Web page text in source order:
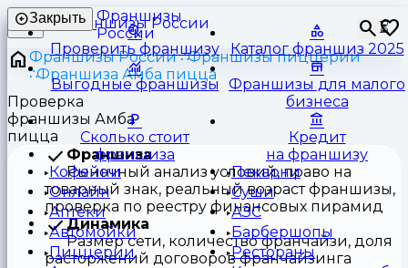
Франшизы
России
⏳
Закрыть
Проверить франшизу Каталог франшиз 2025
Выгодные франшизы
Франшизы для малого
бизнеса
Сколько стоит
франшиза
Кредит
на франшизу
Кофейни
Пекарни
Онлайн
Суши
Аптеки
АЗС
Автомойки
Барбершопы
Пиццерии
Рестораны
Франшизы России
Франшизы пиццерии
Франшиза Амба пицца
Проверка
франшизы Амба
пицца
Франшиза
Рыночный анализ условий, право на
товарный знак, реальный возраст франшизы,
проверка по реестру финансовых пирамид
Динамика
Размер сети, количество франчайзи, доля
расторжений договоров франчайзинга